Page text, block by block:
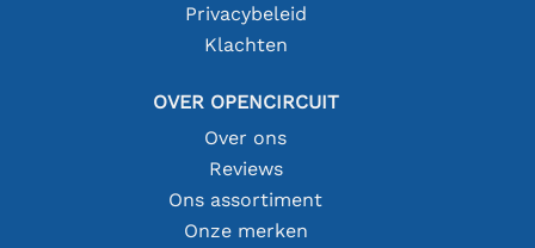
Privacybeleid
Klachten
OVER OPENCIRCUIT
Over ons
Reviews
Ons assortiment
Onze merken